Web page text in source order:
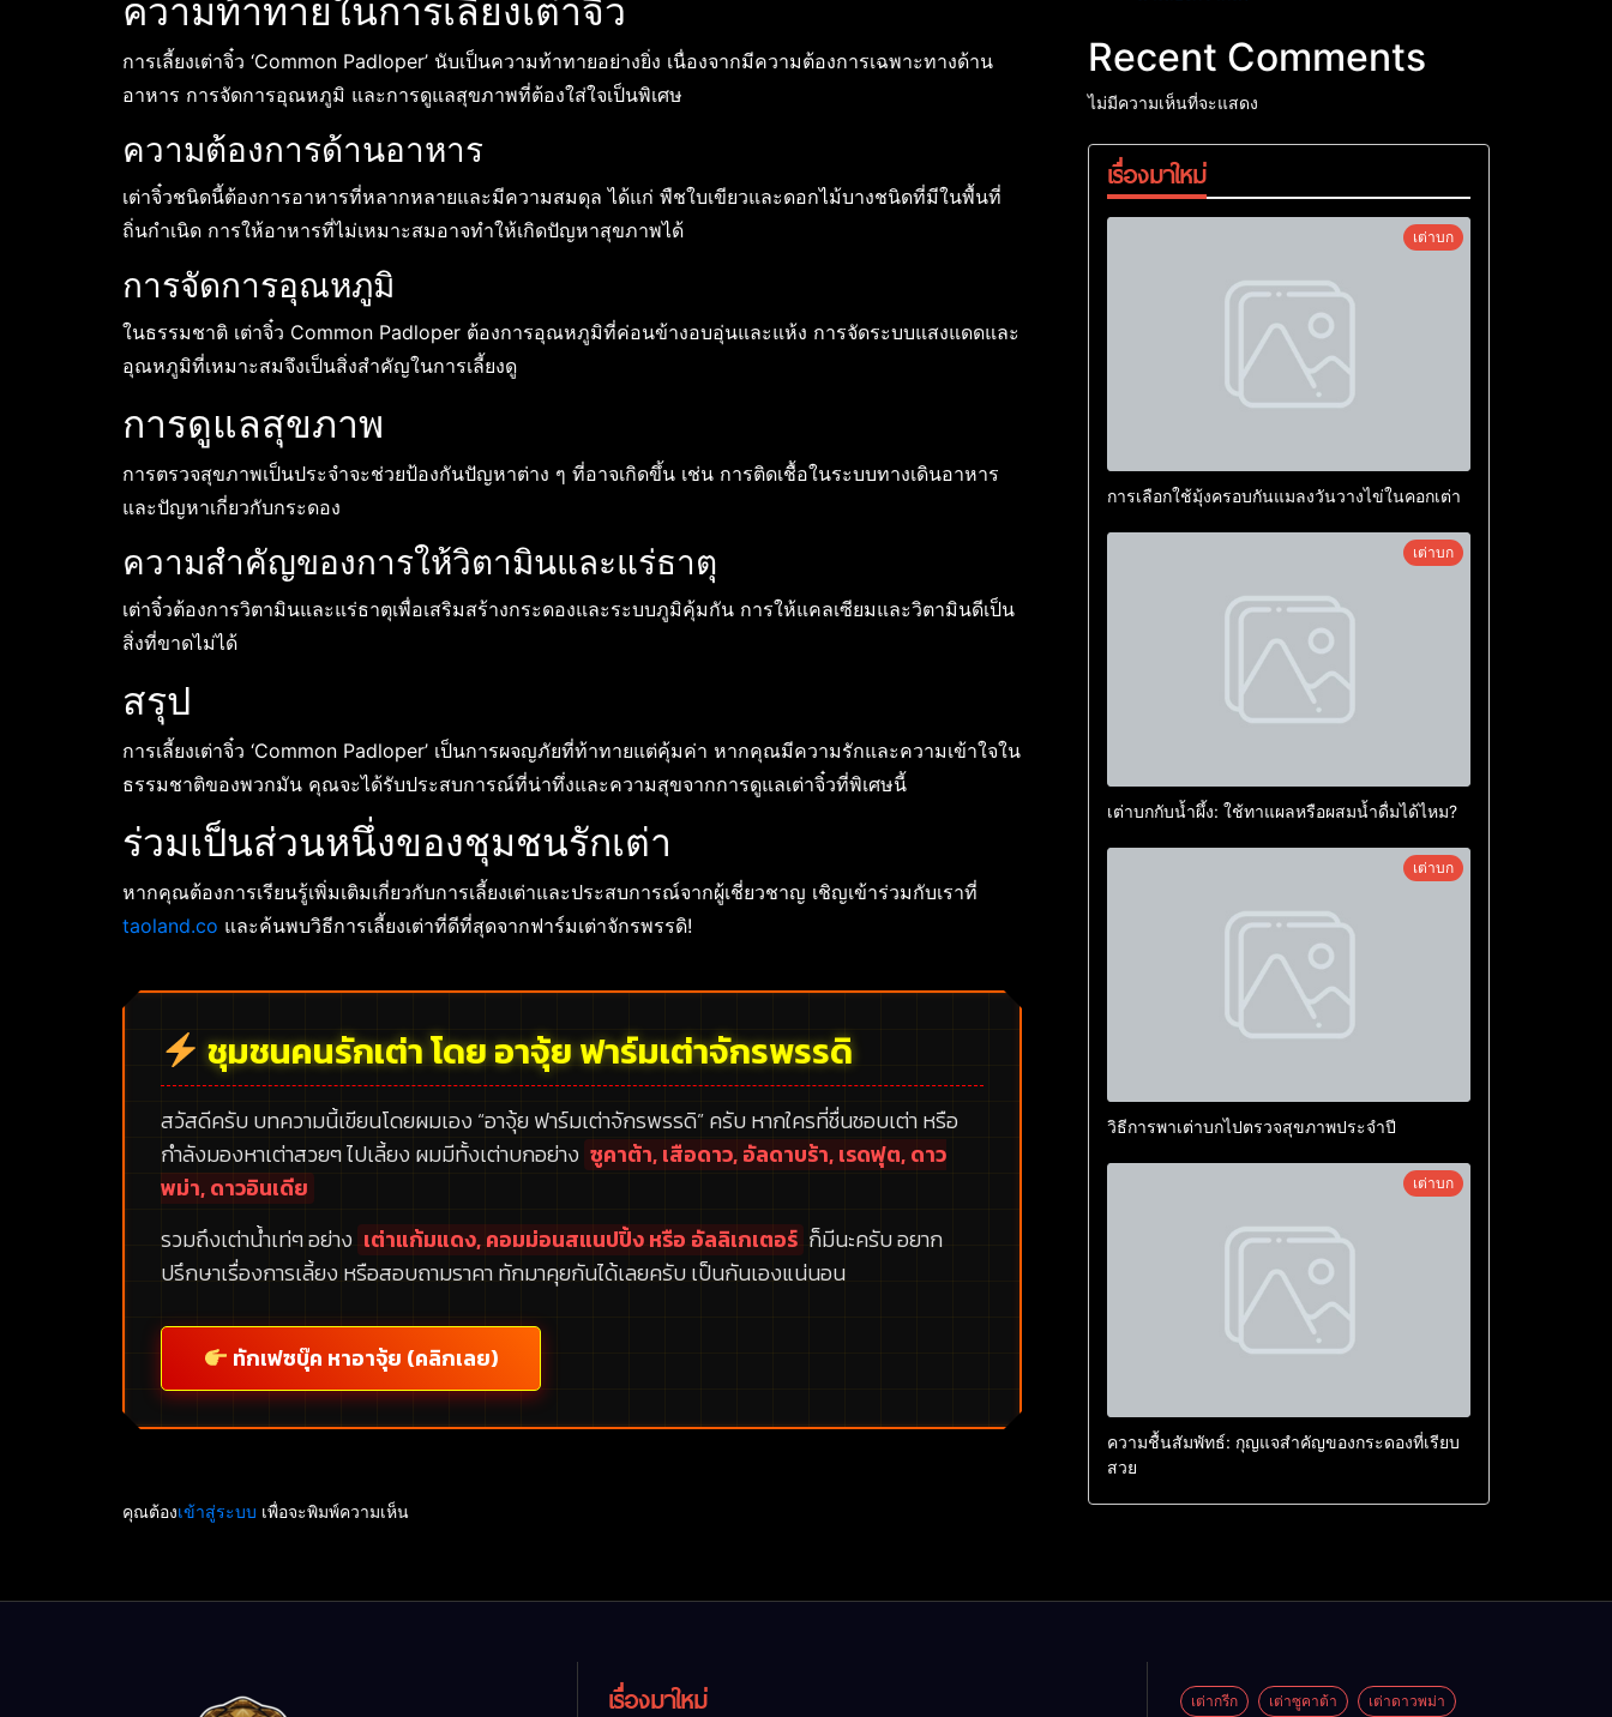
ความท้าทายในการเลี้ยงเต่าจิ๋ว
การเลี้ยงเต่าจิ๋ว ‘Common Padloper’ นับเป็นความท้าทายอย่างยิ่ง เนื่องจากมีความต้องการเฉพาะทางด้าน
อาหาร การจัดการอุณหภูมิ และการดูแลสุขภาพที่ต้องใส่ใจเป็นพิเศษ
ความต้องการด้านอาหาร
เต่าจิ๋วชนิดนี้ต้องการอาหารที่หลากหลายและมีความสมดุล ได้แก่ พืชใบเขียวและดอกไม้บางชนิดที่มีในพื้นที่
ถิ่นกำเนิด การให้อาหารที่ไม่เหมาะสมอาจทำให้เกิดปัญหาสุขภาพได้
การจัดการอุณหภูมิ
ในธรรมชาติ เต่าจิ๋ว Common Padloper ต้องการอุณหภูมิที่ค่อนข้างอบอุ่นและแห้ง การจัดระบบแสงแดดและ
อุณหภูมิที่เหมาะสมจึงเป็นสิ่งสำคัญในการเลี้ยงดู
การดูแลสุขภาพ
การตรวจสุขภาพเป็นประจำจะช่วยป้องกันปัญหาต่าง ๆ ที่อาจเกิดขึ้น เช่น การติดเชื้อในระบบทางเดินอาหาร
และปัญหาเกี่ยวกับกระดอง
ความสำคัญของการให้วิตามินและแร่ธาตุ
เต่าจิ๋วต้องการวิตามินและแร่ธาตุเพื่อเสริมสร้างกระดองและระบบภูมิคุ้มกัน การให้แคลเซียมและวิตามินดีเป็น
สิ่งที่ขาดไม่ได้
สรุป
การเลี้ยงเต่าจิ๋ว ‘Common Padloper’ เป็นการผจญภัยที่ท้าทายแต่คุ้มค่า หากคุณมีความรักและความเข้าใจใน
ธรรมชาติของพวกมัน คุณจะได้รับประสบการณ์ที่น่าทึ่งและความสุขจากการดูแลเต่าจิ๋วที่พิเศษนี้
ร่วมเป็นส่วนหนึ่งของชุมชนรักเต่า
หากคุณต้องการเรียนรู้เพิ่มเติมเกี่ยวกับการเลี้ยงเต่าและประสบการณ์จากผู้เชี่ยวชาญ เชิญเข้าร่วมกับเราที่
taoland.co และค้นพบวิธีการเลี้ยงเต่าที่ดีที่สุดจากฟาร์มเต่าจักรพรรดิ!
ชุมชนคนรักเต่า โดย อาจุ้ย ฟาร์มเต่าจักรพรรดิ
สวัสดีครับ บทความนี้เขียนโดยผมเอง “อาจุ้ย ฟาร์มเต่าจักรพรรดิ”ครับ หากใครที่ชื่นชอบเต่า หรือ
กำลังมองหาเต่าสวยๆ ไปเลี้ยง ผมมีทั้งเต่าบกอย่าง ซูคาต้า, เสือดาว, อัลดาบร้า, เรดฟุต, ดาว
พม่า, ดาวอินเดีย
รวมถึงเต่าน้ำเท่ๆ อย่าง เต่าแก้มแดง, คอมม่อนสแนปปิ้ง หรือ อัลลิเกเตอร์ ก็มีนะครับ อยาก
ปรึกษาเรื่องการเลี้ยง หรือสอบถามราคา ทักมาคุยกันได้เลยครับ เป็นกันเองแน่นอน
ทักเฟซบุ๊ค หาอาจุ้ย (คลิกเลย)
คุณต้องเข้าสู่ระบบ เพื่อจะพิมพ์ความเห็น
Recent Comments
ไม่มีความเห็นที่จะแสดง
เรื่องมาใหม่
เต่าบก
การเลือกใช้มุ้งครอบกันแมลงวันวางไข่ในคอกเต่า
เต่าบก
เต่าบกกับน้ำผึ้ง: ใช้ทาแผลหรือผสมน้ำดื่มได้ไหม?
เต่าบก
วิธีการพาเต่าบกไปตรวจสุขภาพประจำปี
เต่าบก
ความชื้นสัมพัทธ์: กุญแจสำคัญของกระดองที่เรียบ
สวย
เรื่องมาใหม่ เต่ากรีก เต่าซูคาต้า เต่าดาวพม่า